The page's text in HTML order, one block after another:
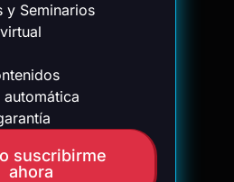
y Seminarios
automática
suscribirme
ahora